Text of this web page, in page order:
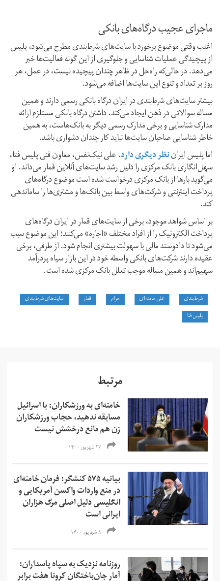
ماجرای عجیب درگاه‌های بانکی
اغلب وقتی موضوع برخورد با سایت‌های شرط‌بندی مطرح می‌شود، پلیس
از پیچیدگی عملیات شناسایی و جلوگیری از این گونه فعالیت‌ها خبر
می‌دهد. در حالی‌که راه‌حل در ظاهر چندان پیچیده نیست، در عمل، هر
روز بر تعداد و تنوع این سایت‌ها اضافه می‌شود.
بیشتر سایت‌های شرط‌بندی در ایران درگاه بانکی رسمی دارند و همین
مساله سوالاتی در ذهن ایجاد می‌کند. داشتن درگاه بانکی مستلزم ارائه
مدارک شناسایی و برخی مدارک رسمی دیگر به بانک‌هاست، به همین
خاطر شناسایی صاحبان سایت‌ها نباید کار چندان دشواری باشد.
اما پلیس ایراننظر دیگری دارد. علی نیک‌نفس، معاون فنی پلیس فتا،
سهل‌انگاری بانک مرکزی را دلیل رشد سایت‌های آنلاین قمار می‌داند. او
می‌گوید بارها از بانک مرکزی درخواست شده است موضوع درگاه‌های
پرداخت اینترنتی و شرکت‌های واسط بین بانک‌ها و مشتری‌ها را ساماندهی
کند.
بر اساس شواهد موجود، برخی از سایت‌های قمار در ایران درگاه‌های
پرداخت الکترونیک را از افراد مختلف «اجاره» می‌کنند؛ این موضوع سبب
می‌شود تا داد‌و‌ستد مالی با سهولت بیشتری انجام شود. از طرفی، برخی
عقیده دارند شرکت‌های بانکی واسطه خود در این بازار سیاه پردرآمد
سهیم‌اند و همین مساله موجب تعلل بانک مرکزی شده است.
شرط‌بندی علی خامنه‌ای حرام قمار
سایت‌های شرط‌بندی
پلیس فتا
مرتبط
خامنه‌ای به ورزشکاران: با اسرائیل
مسابقه ندهید، حجاب ورزشکاران
زن هم مانع درخشش نیست
۲۷ شهریور ۱۴۰۰
بیانیه ۵۷۵ کنشگر: فرمان خامنه‌ای
در منع واردات واکسن‌ آمریکایی و
انگلیسی دلیل اصلی مرگ هزاران
ایرانی است
۸ شهریور ۱۴۰۰
روزنامه نزدیک به سپاه پاسداران:
آمار جان‌باختگان کرونا هفت برابر